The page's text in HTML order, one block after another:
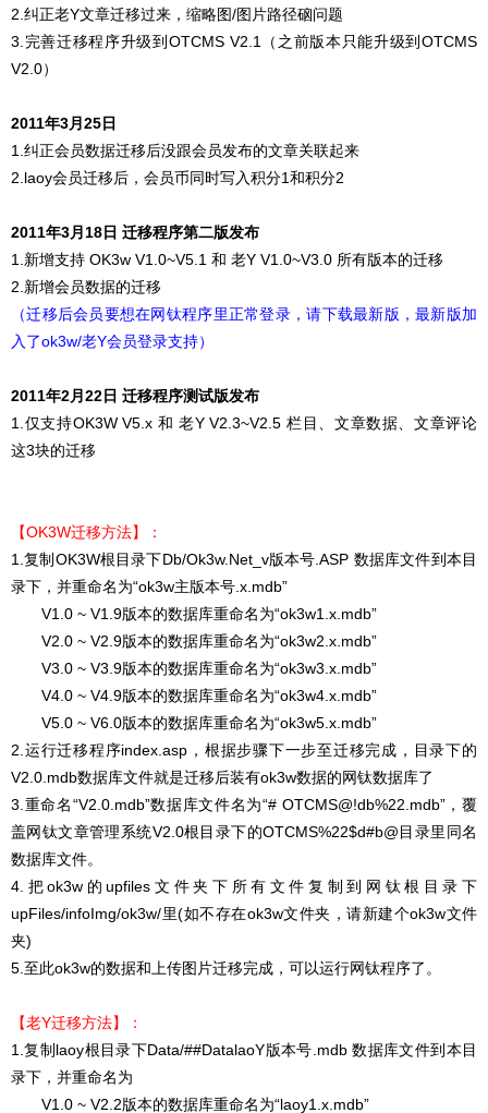
2.纠正老Y文章迁移过来，缩略图/图片路径硇问题
3.完善迁移程序升级到OTCMS V2.1（之前版本只能升级到OTCMS
V2.0）
2011年3月25日
1.纠正会员数据迁移后没跟会员发布的文章关联起来
2.laoy会员迁移后，会员币同时写入积分1和积分2
2011年3月18日 迁移程序第二版发布
1.新增支持 OK3w V1.0~V5.1 和 老Y V1.0~V3.0 所有版本的迁移
2.新增会员数据的迁移
（迁移后会员要想在网钛程序里正常登录，请下载最新版，最新版加
入了ok3w/老Y会员登录支持）
2011年2月22日 迁移程序测试版发布
1.仅支持OK3W V5.x 和 老Y V2.3~V2.5 栏目、文章数据、文章评论
这3块的迁移
【OK3W迁移方法】：
1.复制OK3W根目录下Db/Ok3w.Net_v版本号.ASP 数据库文件到本目
录下，并重命名为“ok3w主版本号.x.mdb”
V1.0 ~ V1.9版本的数据库重命名为“ok3w1.x.mdb”
V2.0 ~ V2.9版本的数据库重命名为“ok3w2.x.mdb”
V3.0 ~ V3.9版本的数据库重命名为“ok3w3.x.mdb”
V4.0 ~ V4.9版本的数据库重命名为“ok3w4.x.mdb”
V5.0 ~ V6.0版本的数据库重命名为“ok3w5.x.mdb”
2.运行迁移程序index.asp，根据步骤下一步至迁移完成，目录下的
V2.0.mdb数据库文件就是迁移后装有ok3w数据的网钛数据库了
3.重命名“V2.0.mdb”数据库文件名为“# OTCMS@!db%22.mdb”，覆
盖网钛文章管理系统V2.0根目录下的OTCMS%22$d#b@目录里同名
数据库文件。
4.把ok3w的upfiles文件夹下所有文件复制到网钛根目录下
upFiles/infoImg/ok3w/里(如不存在ok3w文件夹，请新建个ok3w文件
夹)
5.至此ok3w的数据和上传图片迁移完成，可以运行网钛程序了。
【老Y迁移方法】：
1.复制laoy根目录下Data/##DatalaoY版本号.mdb 数据库文件到本目
录下，并重命名为
V1.0 ~ V2.2版本的数据库重命名为“laoy1.x.mdb”